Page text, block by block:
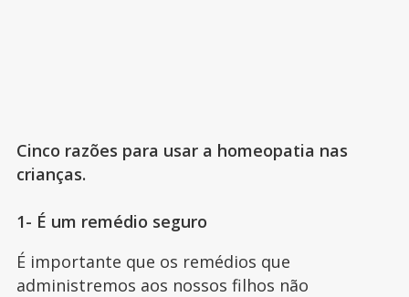
Cinco razões para usar a homeopatia nas
crianças.
1- É um remédio seguro
É importante que os remédios que
administremos aos nossos filhos não